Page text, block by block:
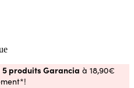
5 produits Garancia à 18,90€